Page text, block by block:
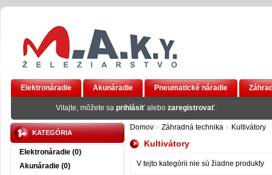
Vitajte, môžete sa prihlásiť alebo zaregistrovať.
Elektronáradie Akunáradie Pneumatické náradie
KATEGÓRIA
Elektronáradie (0)
Akunáradie (0)
Domov » Záhradná technika » Kultivátory
Kultivátory
V tejto kategórii nie sú žiadne produkty